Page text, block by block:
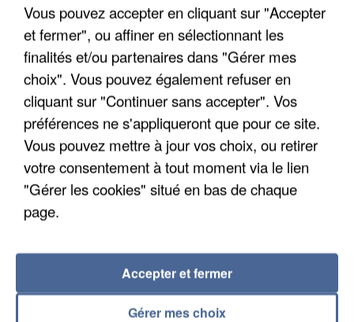
L’UN DES FONDATEURS SUPPOSÉS DE LA DZ
MAFIA INTERPELLÉ EN ALGÉRIE
Vous pouvez accepter en cliquant sur "Accepter
et fermer", ou affiner en sélectionnant les
finalités et/ou partenaires dans "Gérer mes
choix". Vous pouvez également refuser en
cliquant sur "Continuer sans accepter". Vos
préférences ne s'appliqueront que pour ce site.
Vous pouvez mettre à jour vos choix, ou retirer
votre consentement à tout moment via le lien
"Gérer les cookies" situé en bas de chaque
page.
Gérer mes choix
Accepter et fermer